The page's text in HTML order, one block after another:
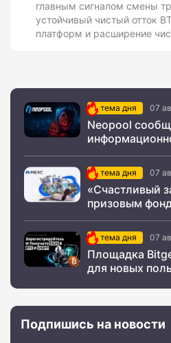
главным сигналом смены
устойчивый чистый отток
платформ и расширение
тема дня 07
Neopool
тема дня 07
«Счастливый
призовым
тема дня 07
Площадка
для новых
Подпишись на новости